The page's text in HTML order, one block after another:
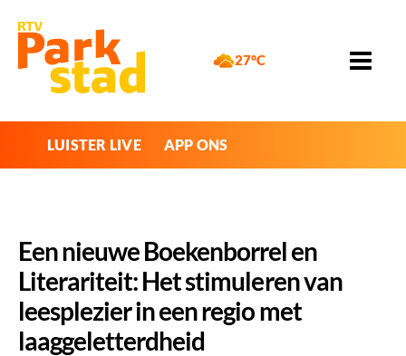
27°C
LUISTER LIVE APP ONS
Een nieuwe Boekenborrel en
Literariteit: Het stimuleren van
leesplezier in een regio met
laaggeletterdheid